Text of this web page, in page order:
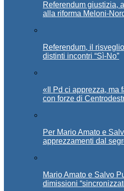
Referendum giustizia,
alla riforma Meloni-
Referendum, il
distinti incontri “Sì-No”
«Il Pd ci apprezza, ma
con forze di
Per Mario Amato e
apprezzamenti dal
Mario Amato e Salvo
dimissioni